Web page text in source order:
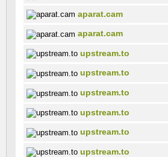
aparat.cam
aparat.cam
upstream.to
upstream.to
upstream.to
upstream.to
upstream.to
upstream.to